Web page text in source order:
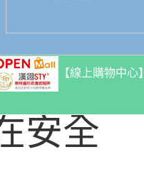
【線上購物中心】
安全